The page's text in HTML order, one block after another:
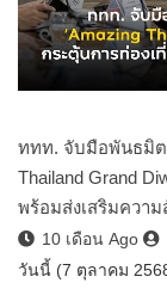
ททท. จับมือพันธมิต
Thailand Grand
พร้อมส่งเสริมควา
10 เดือน Ago
วันนี้ (7 ตุลาคม